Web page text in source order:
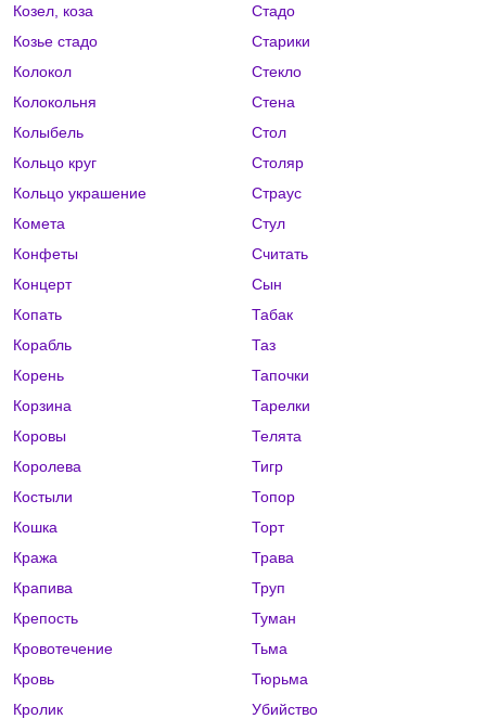
Козел, коза
Козье стадо
Колокол
Колокольня
Колыбель
Кольцо круг
Кольцо украшение
Комета
Конфеты
Концерт
Копать
Корабль
Корень
Корзина
Коровы
Королева
Костыли
Кошка
Кража
Крапива
Крепость
Кровотечение
Кровь
Кролик
Стадо
Старики
Стекло
Стена
Стол
Столяр
Страус
Стул
Считать
Сын
Табак
Таз
Тапочки
Тарелки
Телята
Тигр
Топор
Торт
Трава
Труп
Туман
Тьма
Тюрьма
Убийство